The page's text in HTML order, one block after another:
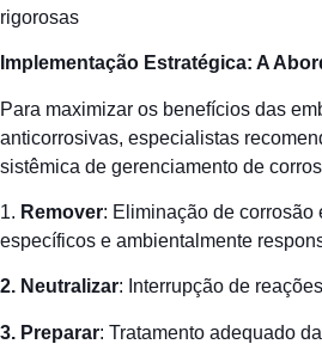
rigorosas
Implementação Estratégica: A
Para maximizar os benefícios das
anticorrosivas, especialistas
sistêmica de gerenciamento de
1. Remover: Eliminação de corrosão
específicos e ambientalmente
2. Neutralizar: Interrupção de
3. Preparar: Tratamento adequado